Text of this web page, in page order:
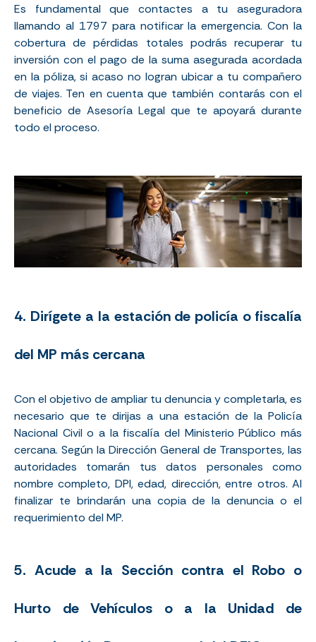
Es fundamental que contactes a tu aseguradora
llamando al 1797 para notificar la emergencia. Con la
cobertura de pérdidas totales podrás recuperar tu
inversión con el pago de la suma asegurada acordada
en la póliza, si acaso no logran ubicar a tu compañero
de viajes. Ten en cuenta que también contarás con el
beneficio de Asesoría Legal que te apoyará durante
todo el proceso.
4. Dirígete a la estación de policía o fiscalía
del MP más cercana
Con el objetivo de ampliar tu denuncia y completarla, es
necesario que te dirijas a una estación de la Policía
Nacional Civil o a la fiscalía del Ministerio Público más
cercana. Según la Dirección General de Transportes, las
autoridades tomarán tus datos personales como
nombre completo, DPI, edad, dirección, entre otros. Al
finalizar te brindarán una copia de la denuncia o el
requerimiento del MP.
5. Acude a la Sección contra el Robo o
Hurto de Vehículos o a la Unidad de